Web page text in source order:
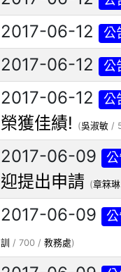
2017-06-12 公
2017-06-12 公
2017-06-12 公
榮獲佳績!
(吳淑敏/
2017-06-09
迎提出申請 (章箖琳
2017-06-09
訓 / 700 / 教務處)